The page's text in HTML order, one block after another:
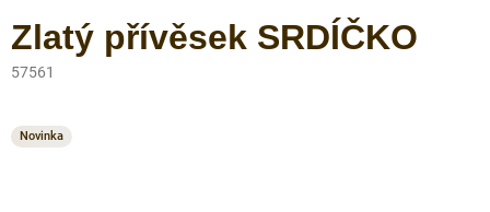
Zlatý přívěsek SRDÍČKO
57561
Novinka